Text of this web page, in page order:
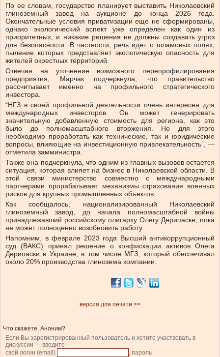
По ее словам, государство планирует выставить Николаевский
глиноземный завод на аукционе до конца 2026 года.
Окончательные условия приватизации еще не сформированы,
однако экологический аспект уже определен как один из
приоритетных, и никакие решения не должны создавать угроз
для безопасности. В частности, речь идет о шламовых полях,
пыление которых представляет экологическую опасность для
жителей окрестных территорий.
Отвечая на уточнение возможного перепрофилирования
предприятия, Марчак подчеркнула, что правительство
рассчитывает именно на профильного стратегического
инвестора.
“НГЗ в своей профильной деятельности очень интересен для
международных инвесторов. Он может генерировать
значительную добавленную стоимость для региона, как это
было до полномасштабного вторжения. Но для этого
необходимо проработать как технические, так и юридические
вопросы, влияющие на инвестиционную привлекательность”, —
отметила замминистра.
Также она подчеркнула, что одним из главных вызовов остается
ситуация, которая влияет на бизнес в Николаевской области. В
этой связи министерство совместно с международными
партнерами прорабатывает механизмы страхования военных
рисков для крупных промышленных объектов.
Как сообщалось, национализированный Николаевский
глиноземный завод, до начала полномасштабной войны
принадлежавший российскому олигарху Олегу Дерипаске, пока
не может полноценно возобновить работу.
Напомним, в феврале 2023 года Высший антикоррупционный
суд (ВАКС) принял решение о конфискации активов Олега
Дерипаски в Украине, в том числе МГЗ, который обеспечивал
около 20% производства глинозема компании.
версия для печати >>
Что скажете, Аноним?
Если Вы зарегистрированный пользователь и хотите участвовать в
дискуссии — введите
свой логин (email)
, пароль